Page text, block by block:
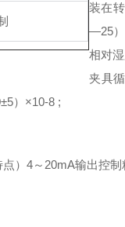
装在
—25）
相对
夹具
）×10-8 ;
）4～20mA输出控制